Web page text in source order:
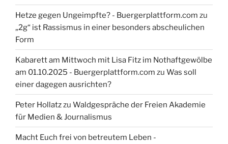
Hetze gegen Ungeimpfte? - Buergerplattform.com zu
„2g“ ist Rassismus in einer besonders abscheulichen
Form
Kabarett am Mittwoch mit Lisa Fitz im Nothaftgewölbe
am 01.10.2025 - Buergerplattform.com zu Was soll
einer dagegen ausrichten?
Peter Hollatzzu Waldgespräche der Freien Akademie
für Medien & Journalismus
Macht Euch frei von betreutem Leben -